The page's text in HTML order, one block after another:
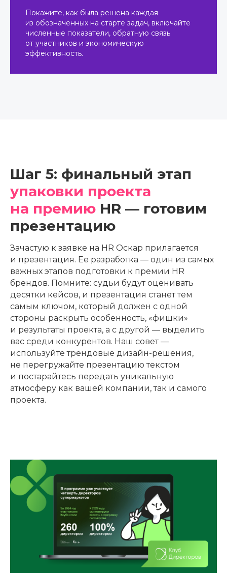
Покажите, как была решена каждая
из обозначенных на старте задач, включайте
численные показатели, обратную связь
от участников и экономическую
эффективность.
Шаг 5: финальный этап
упаковки проекта
на премию HR — готовим
презентацию
Зачастую к заявке на HR Оскар прилагается
и презентация. Ее разработка — один из самых
важных этапов подготовки к премии HR
брендов. Помните: судьи будут оценивать
десятки кейсов, и презентация станет тем
самым ключом, который должен с одной
стороны раскрыть особенность, «фишки»
и результаты проекта, а с другой — выделить
вас среди конкурентов. Наш совет —
используйте трендовые дизайн-решения,
не перегружайте презентацию текстом
и постарайтесь передать уникальную
атмосферу как вашей компании, так и самого
проекта.